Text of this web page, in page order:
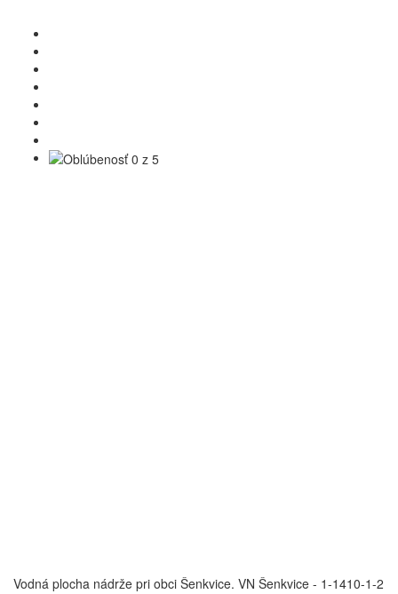
Vodná plocha nádrže pri obci Šenkvice. VN Šenkvice - 1-1410-1-2